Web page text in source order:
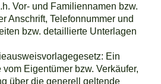
Vor- und Familiennamen bzw.
Anschrift, Telefonnummer und
bzw. detaillierte Unterlagen
Ein
Eigentümer bzw. Verkäufer,
über die generell geltende